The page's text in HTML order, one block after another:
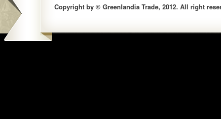
Copyright by © Greenlandia Trade, 2012. All right